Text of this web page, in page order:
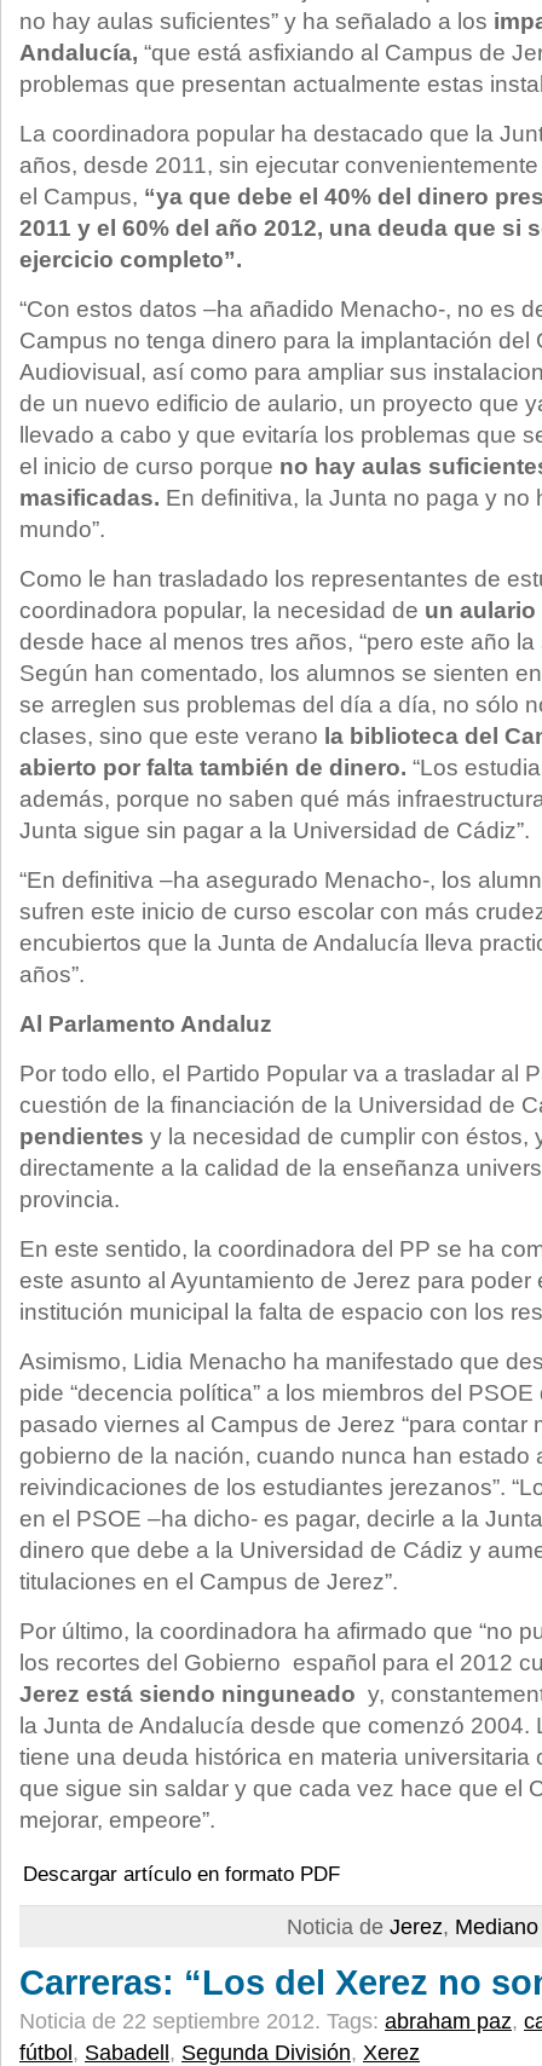
no hay aulas suficientes” y ha señalado a los
Andalucía, “que está asfixiando al Campus de
problemas que presentan actualmente estas
La coordinadora popular ha destacado que la
años, desde 2011, sin ejecutar
el Campus, “ya que debe el 40% del dinero
2011 y el 60% del año 2012, una deuda que si
ejercicio completo”.
“Con estos datos –ha añadido Menacho-, no es
Campus no tenga dinero para la implantación del
Audiovisual, así como para ampliar sus
de un nuevo edificio de aulario, un proyecto que
llevado a cabo y que evitaría los problemas que
el inicio de curso porque no hay aulas
masificadas. En definitiva, la Junta no paga y no
mundo”.
Como le han trasladado los representantes de
coordinadora popular, la necesidad de un
desde hace al menos tres años, “pero este año
Según han comentado, los alumnos se sienten
se arreglen sus problemas del día a día, no sólo
clases, sino que este verano la biblioteca del
abierto por falta también de dinero. “Los
además, porque no saben qué más
Junta sigue sin pagar a la Universidad de Cádiz”.
“En definitiva –ha asegurado Menacho-, los
sufren este inicio de curso escolar con más
encubiertos que la Junta de Andalucía lleva
años”.
Al Parlamento Andaluz
Por todo ello, el Partido Popular va a trasladar al
cuestión de la financiación de la Universidad de
pendientes y la necesidad de cumplir con éstos,
directamente a la calidad de la enseñanza
provincia.
En este sentido, la coordinadora del PP se ha
este asunto al Ayuntamiento de Jerez para poder
institución municipal la falta de espacio con los
Asimismo, Lidia Menacho ha manifestado que
pide “decencia política” a los miembros del
pasado viernes al Campus de Jerez “para contar
gobierno de la nación, cuando nunca han estado
reivindicaciones de los estudiantes jerezanos”.
en el PSOE –ha dicho- es pagar, decirle a la
dinero que debe a la Universidad de Cádiz y
titulaciones en el Campus de Jerez”.
Por último, la coordinadora ha afirmado que “no
los recortes del Gobierno español para el 2012
Jerez está siendo ninguneado y,
la Junta de Andalucía desde que comenzó 2004.
tiene una deuda histórica en materia universitaria
que sigue sin saldar y que cada vez hace que el
mejorar, empeore”.
Descargar artículo en formato PDF
Noticia de Jerez,
Carreras: “Los del Xerez no
Noticia de 22 septiembre 2012. Tags: abraham paz,
fútbol , Sabadell , Segunda División, Xerez